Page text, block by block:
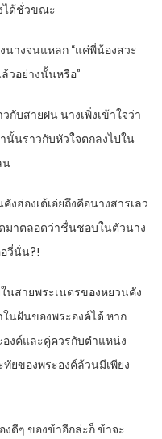
ได้ชั่วขณะ
นางจนแหลก “แค่พี่น้องสวะ
วอย่างนั้นหรือ”
บสายฝน นางเพิ่งเข้าใจว่า
นั้นราวกับหัวใจตกลงไปใน
น
งฮ่องเต้เอ่ยถึงคือนางสารเลว
มาตลอดว่าชื่นชอบในตัวนาง
วี๋นั่น?!
นสายพระเนตรของหยวนคัง
นฝันของพระองค์ได้ หาก
งค์และคู่ควรกับตำแหน่ง
ยของพระองค์ล้วนมีเพียง
งดีๆ ของข้าอีกล่ะก็ ข้าจะ